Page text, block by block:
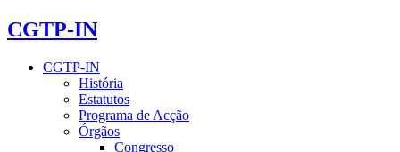
CGTP-IN
CGTP-IN
História
Estatutos
Programa de Acção
Órgãos
Congresso